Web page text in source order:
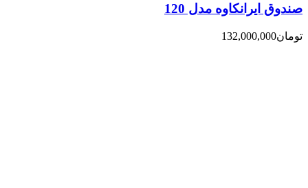
صندوق ایرانکاوه مدل 120
تومان132,000,000